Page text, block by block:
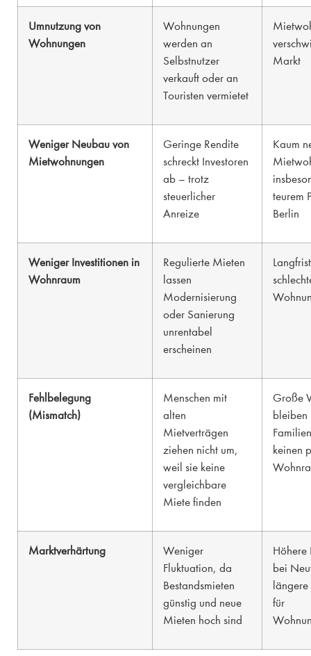
Umnutzung von
Wohnungen
Wohnungen
werden an
Selbstnutzer
verkauft oder an
Touristen vermietet
Markt
Weniger Neubau von
Mietwohnungen
Geringe Rendite
schreckt Investoren
ab – trotz
steuerlicher
Anreize
Kaum
teurem
Berlin
Weniger Investitionen in
Wohnraum
Regulierte Mieten
lassen
Modernisierung
oder Sanierung
unrentabel
erscheinen
Fehlbelegung
(Mismatch)
Menschen mit
alten
Mietverträgen
ziehen nicht um,
weil sie keine
vergleichbare
Miete finden
Große
bleiben
keinen
Marktverhärtung
Weniger
Fluktuation, da
Bestandsmieten
günstig und neue
Mieten hoch sind
Höhere
bei
für